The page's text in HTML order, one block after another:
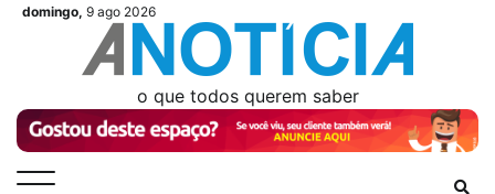
Skipdomingo, 9 ago 2026
Videos
Videos
Podcasts
Podcasts
Author
Author
LoginLogin
o que todos querem saber